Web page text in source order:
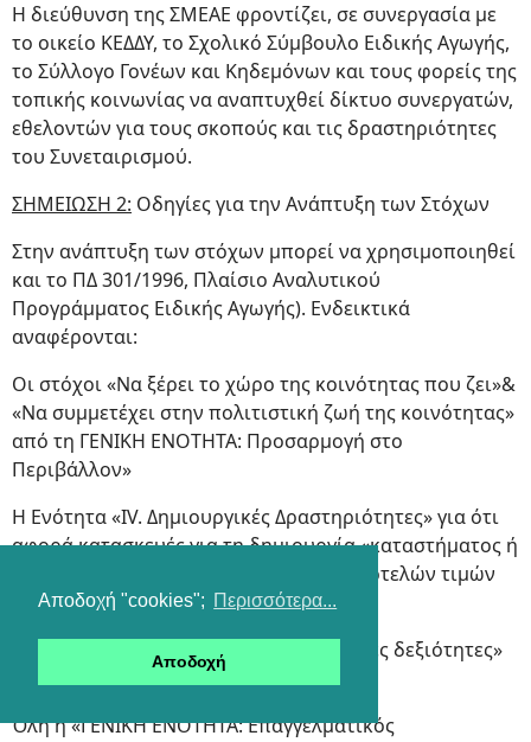
Αποδοχή "cookies"; Περισσότερα...
Αποδοχή
Η διεύθυνση της ΣΜΕΑΕ φροντίζει, σε συνεργασία με
το οικείο ΚΕΔΔΥ, το Σχολικό Σύμβουλο Ειδικής Αγωγής,
το Σύλλογο Γονέων και Κηδεμόνων και τους φορείς της
τοπικής κοινωνίας να αναπτυχθεί δίκτυο συνεργατών,
εθελοντών για τους σκοπούς και τις δραστηριότητες
του Συνεταιρισμού.
ΣΗΜΕΙΩΣΗ 2: Οδηγίες για την Ανάπτυξη των Στόχων
Στην ανάπτυξη των στόχων μπορεί να χρησιμοποιηθεί
και το ΠΔ 301/1996, Πλαίσιο Αναλυτικού
Προγράμματος Ειδικής Αγωγής). Ενδεικτικά
αναφέρονται:
Οι στόχοι «Να ξέρει το χώρο της κοινότητας που ζει»&
«Να συμμετέχει στην πολιτιστική ζωή της κοινότητας»
από τη ΓΕΝΙΚΗ ΕΝΟΤΗΤΑ: Προσαρμογή στο
Περιβάλλον»
Η Ενότητα «ΙV. Δημιουργικές Δραστηριότητες» για ότι
αφορά κατασκευές για τη δημιουργία «καταστήματος ή
κυλικείου», των ανακοινώσεων, του καρτελών τιμών
κλπ και τους ρόλους.
Η «ΓΕΝΙΚΗ ΕΝΟΤΗΤΑ: Προεπαγγελματικές δεξιότητες»
για τη συμπεριφορά στην εργασία.
Όλη η «ΓΕΝΙΚΗ ΕΝΟΤΗΤΑ: Επαγγελματικός